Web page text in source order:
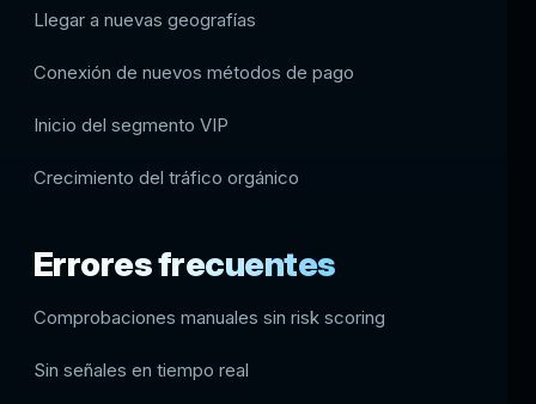
Llegar a nuevas geografías
Conexión de nuevos métodos de pago
Inicio del segmento VIP
Crecimiento del tráfico orgánico
Errores frecuentes
Comprobaciones manuales sin risk scoring
Sin señales en tiempo real